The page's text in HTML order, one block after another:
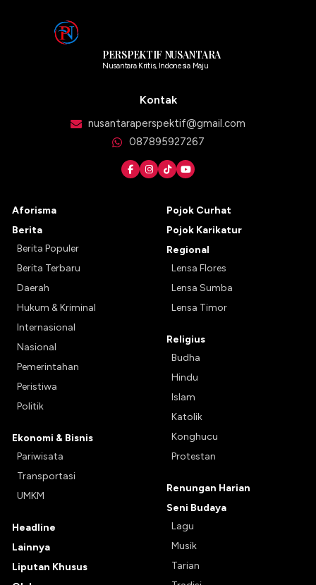
PERSPEKTIF NUSANTARA
Nusantara Kritis, Indonesia Maju
Kontak
nusantaraperspektif@gmail.com
087895927267
Aforisma
Berita
Berita Populer
Berita Terbaru
Daerah
Hukum & Kriminal
Internasional
Nasional
Pemerintahan
Peristiwa
Politik
Ekonomi & Bisnis
Pariwisata
Transportasi
UMKM
Headline
Lainnya
Liputan Khusus
Pojok Curhat
Pojok Karikatur
Regional
Lensa Flores
Lensa Sumba
Lensa Timor
Religius
Budha
Hindu
Islam
Katolik
Konghucu
Protestan
Renungan Harian
Seni Budaya
Lagu
Musik
Tarian